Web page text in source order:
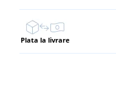
Plata la livrare